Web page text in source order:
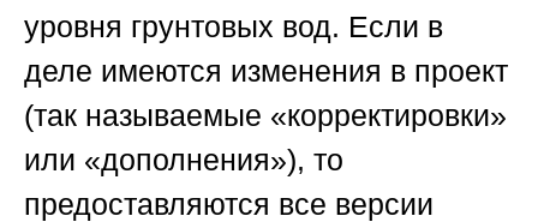
уровня грунтовых вод. Если в
деле имеются изменения в проект
(так называемые «корректировки»
или «дополнения»), то
предоставляются все версии